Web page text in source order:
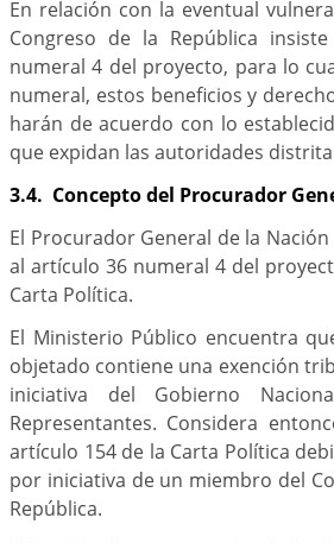
En relación con la eventual
Congreso de la República
numeral 4 del proyecto, para lo
numeral, estos beneficios y
harán de acuerdo con lo
que expidan las autoridades
3.4. Concepto del Procurador
El Procurador General de la
al artículo 36 numeral 4 del
Carta Política.
El Ministerio Público encuentra
objetado contiene una exención
iniciativa del Gobierno
Representantes. Considera
artículo 154 de la Carta Política
por iniciativa de un miembro del
República.